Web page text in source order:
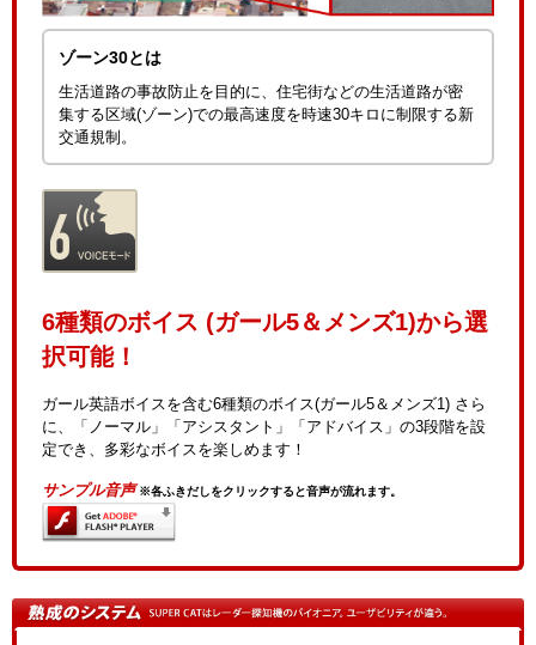
ゾーン30とは
生活道路の事故防止を目的に、住宅街などの生活道路が密
集する区域(ゾーン)での最高速度を時速30キロに制限する新
交通規制。
6種類のボイス (ガール5＆メンズ1)から選
択可能！
ガール英語ボイスを含む6種類のボイス(ガール5＆メンズ1) さら
に、「ノーマル」「アシスタント」「アドバイス」の3段階を設
定でき、多彩なボイスを楽しめます！
サンプル音声※各ふきだしをクリックすると音声が流れます。